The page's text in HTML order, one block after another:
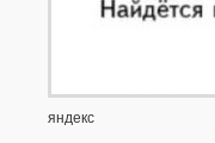
яндекс